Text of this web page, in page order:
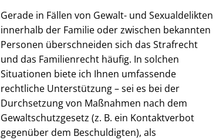
Gerade in Fällen von Gewalt- und Sexualdelikten
innerhalb der Familie oder zwischen bekannten
Personen überschneiden sich das Strafrecht
und das Familienrecht häufig. In solchen
Situationen biete ich Ihnen umfassende
rechtliche Unterstützung – sei es bei der
Durchsetzung von Maßnahmen nach dem
Gewaltschutzgesetz (z. B. ein Kontaktverbot
gegenüber dem Beschuldigten), als